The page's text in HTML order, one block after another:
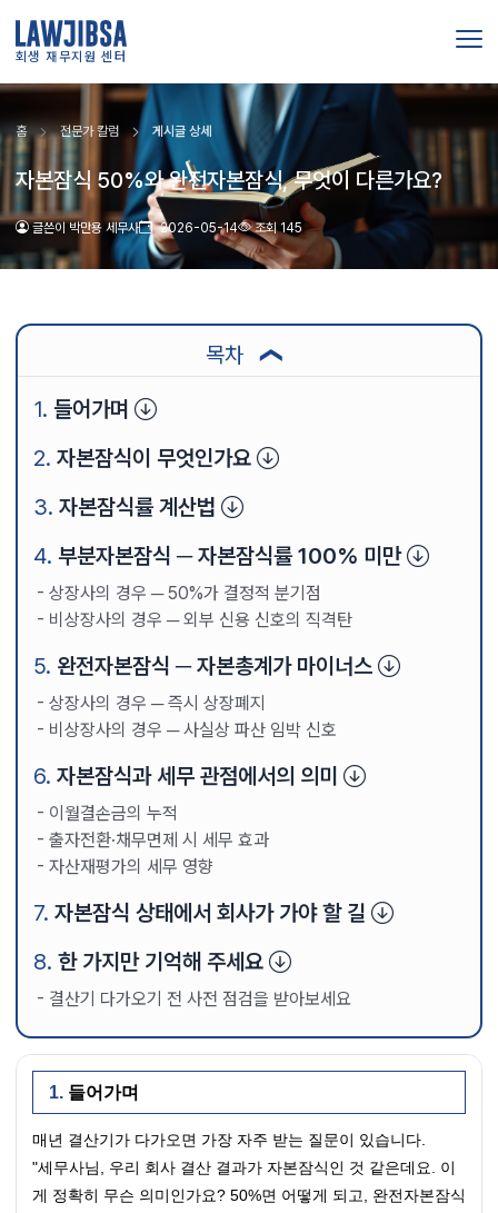
회생 재무지원 센터
홈 전문가 칼럼 게시글 상세
자본잠식 50%와 완전자본잠식, 무엇이 다른가요?
글쓴이 박만용 세무사 2026-05-14 조회 145
목차 ❯
들어가며
자본잠식이 무엇인가요
자본잠식률 계산법
부분자본잠식 ─ 자본잠식률 100% 미만
상장사의 경우 ─ 50%가 결정적 분기점
비상장사의 경우 ─ 외부 신용 신호의 직격탄
완전자본잠식 ─ 자본총계가 마이너스
상장사의 경우 ─ 즉시 상장폐지
비상장사의 경우 ─ 사실상 파산 임박 신호
자본잠식과 세무 관점에서의 의미
이월결손금의 누적
출자전환·채무면제 시 세무 효과
자산재평가의 세무 영향
자본잠식 상태에서 회사가 가야 할 길
한 가지만 기억해 주세요
결산기 다가오기 전 사전 점검을 받아보세요
들어가며
매년 결산기가 다가오면 가장 자주 받는 질문이 있습니다.
"세무사님, 우리 회사 결산 결과가 자본잠식인 것 같은데요. 이
게 정확히 무슨 의미인가요? 50%면 어떻게 되고, 완전자본잠식